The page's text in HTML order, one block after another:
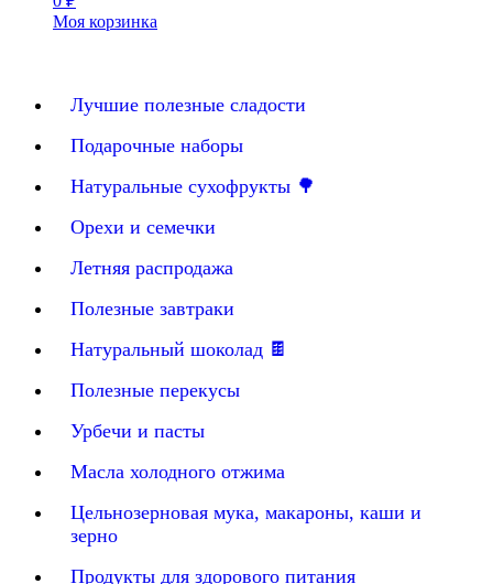
Моя корзинка
Лучшие полезные сладости
Подарочные наборы
Натуральные сухофрукты 🌳
Орехи и семечки
Летняя распродажа
Полезные завтраки
Натуральный шоколад 🍫
Полезные перекусы
Урбечи и пасты
Масла холодного отжима
Цельнозерновая мука, макароны, каши и
зерно
Продукты для здорового питания